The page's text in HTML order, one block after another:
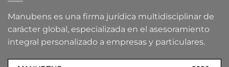
Manubens es una firma jurídica multidisciplinar de
carácter global, especializada en el asesoramiento
integral personalizado a empresas y particulares.